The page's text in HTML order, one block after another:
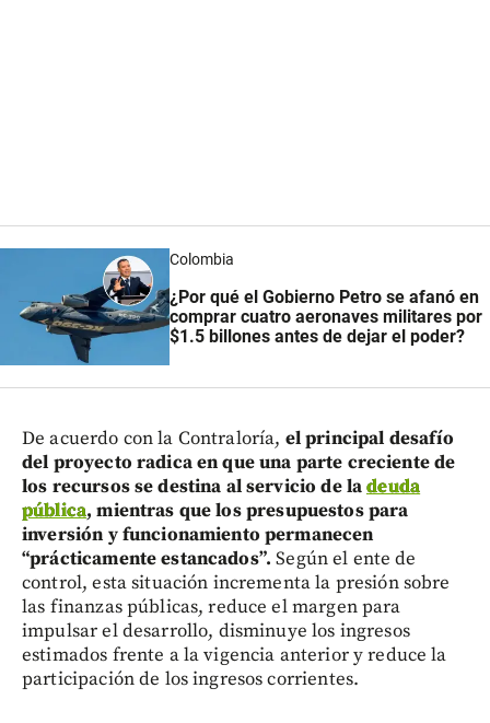
Colombia
¿Por qué el Gobierno Petro se afanó en
comprar cuatro aeronaves militares por
$1.5 billones antes de dejar el poder?
De acuerdo con la Contraloría, el principal desafío
del proyecto radica en que una parte creciente de
los recursos se destina al servicio de ladeuda
pública, mientras que los presupuestos para
inversión y funcionamiento permanecen
“prácticamente estancados”.Según el ente de
control, esta situación incrementa la presión sobre
las finanzas públicas, reduce el margen para
impulsar el desarrollo, disminuye los ingresos
estimados frente a la vigencia anterior y reduce la
participación de los ingresos corrientes.